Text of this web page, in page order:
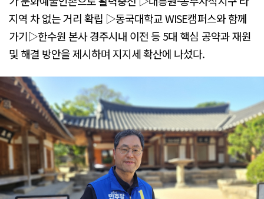
지역 차 없는 거리 확립 ▷동국대학교 WISE캠퍼스와 함께
가기▷한수원 본사 경주시내 이전 등 5대 핵심 공약과 재원
및 해결 방안을 제시하며 지지세 확산에 나섰다.